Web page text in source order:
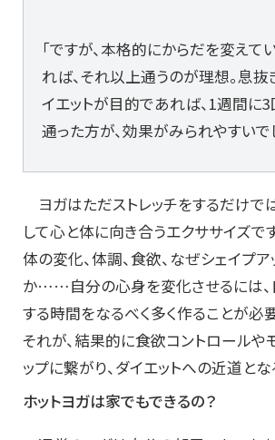
「ですが、本格的にからだを変えて
れば、それ以上通うのが理想。息抜
イエットが目的であれば、1週間に
通った方が、効果がみられやすいで
ヨガはただストレッチをするだけで
して心と体に向き合うエクササイズで
体の変化、体調、食欲、なぜシェイプ
か……自分の心身を変化させるには
する時間をなるべく多く作ることが必
それが、結果的に食欲コントロールや
ップに繋がり、ダイエットへの近道とな
ホットヨガは家でもできるの？